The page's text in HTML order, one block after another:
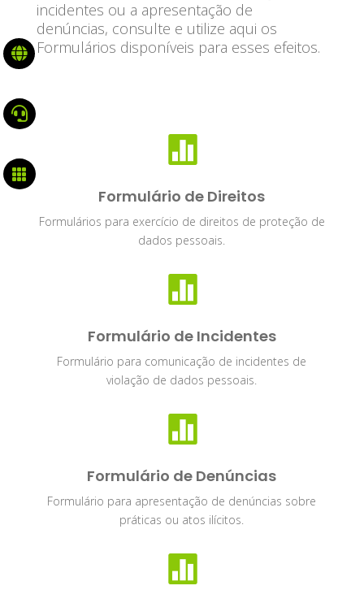



incidentes ou a apresentação de
denúncias, consulte e utilize aqui os
Formulários disponíveis para esses efeitos.

Formulário de Direitos
Formulários para exercício de direitos de proteção de
dados pessoais.

Formulário de Incidentes
Formulário para comunicação de incidentes de
violação de dados pessoais.

Formulário de Denúncias
Formulário para apresentação de denúncias sobre
práticas ou atos ilícitos.
